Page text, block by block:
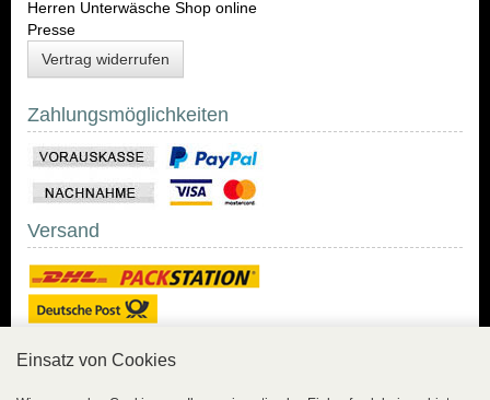
Herren Unterwäsche Shop online
Presse
Vertrag widerrufen
Zahlungsmöglichkeiten
Versand
Einsatz von Cookies